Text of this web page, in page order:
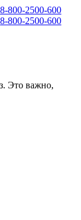
8-800-2500-600
8-800-2500-600
Это важно,